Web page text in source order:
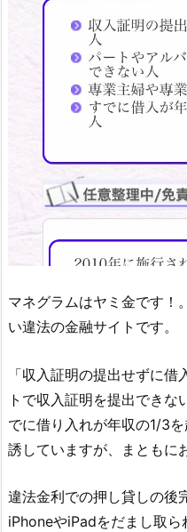
マネグラムはヤミ金です！
い違法の金融サイトです。
「収入証明の提出せずに
トで収入証明を提出でき
でに借り入れが年収の1/3
誘していますが、まともに
違法金利での押し貸しの後
iPhoneやiPadをだまし取